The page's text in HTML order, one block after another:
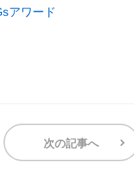
アワード
次の記事へ